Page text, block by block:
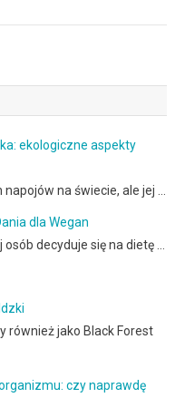
ekologiczne aspekty
na świecie, ale jej …
dla Wegan
decyduje się na dietę …
również jako Black Forest
czy naprawdę